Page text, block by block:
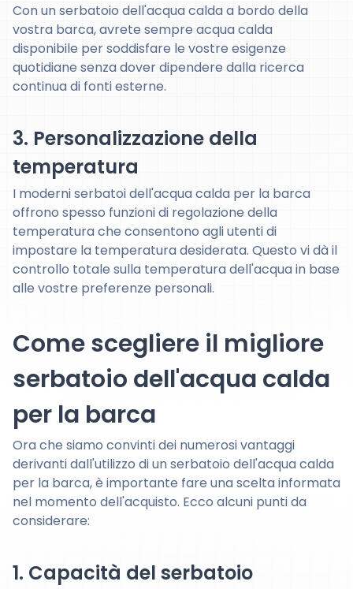
Con un serbatoio dell'acqua calda a bordo della
vostra barca, avrete sempre acqua calda
disponibile per soddisfare le vostre esigenze
quotidiane senza dover dipendere dalla ricerca
continua di fonti esterne.
3. Personalizzazione della
temperatura
I moderni serbatoi dell'acqua calda per la barca
offrono spesso funzioni di regolazione della
temperatura che consentono agli utenti di
impostare la temperatura desiderata. Questo vi dà il
controllo totale sulla temperatura dell'acqua in base
alle vostre preferenze personali.
Come scegliere il migliore
serbatoio dell'acqua calda
per la barca
Ora che siamo convinti dei numerosi vantaggi
derivanti dall'utilizzo di un serbatoio dell'acqua calda
per la barca, è importante fare una scelta informata
nel momento dell'acquisto. Ecco alcuni punti da
considerare:
1. Capacità del serbatoio